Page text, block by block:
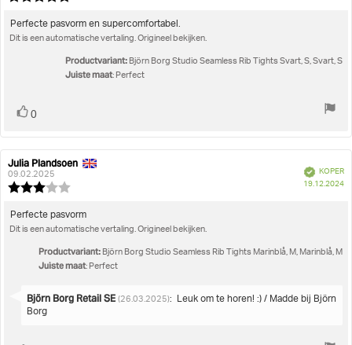
beoordeling:
uit
Beoordelingstekst:
Perfecte pasvorm en supercomfortabel.
Dit is een automatische vertaling. Origineel bekijken.
Productvariant: Björn Borg Studio Seamless Rib Tights Svart, S, Svart, S
Juiste maat: Perfect
Stem
0
Auteur
van
deze
beoordeling:
Julia Plandsoen
09.02.2025
uit
Geverifieerd
KOPER
19.12.2024
Beoordelingstekst:
Perfecte pasvorm
Dit is een automatische vertaling. Origineel bekijken.
Productvariant: Björn Borg Studio Seamless Rib Tights Marinblå, M, Marinblå, M
Juiste maat: Perfect
Antwoord
van:
Björn Borg Retail SE (26.03.2025):
Leuk om te horen! :) / Madde bij Björn
Borg